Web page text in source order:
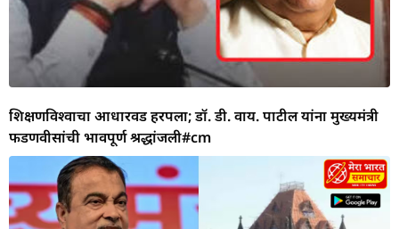
शिक्षणविश्वाचा आधारवड हरपला; डॉ. डी. वाय. पाटील यांना मुख्यमंत्री
फडणवीसांची भावपूर्ण श्रद्धांजली#cm